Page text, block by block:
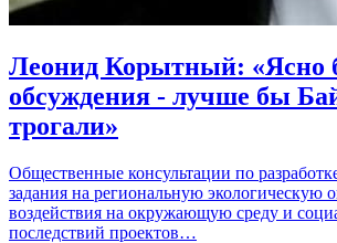
Леонид Корытный: «Ясно
обсуждения - лучше бы
трогали»
Общественные консультации по
задания на региональную экологическую
воздействия на окружающую среду и
последствий проектов…